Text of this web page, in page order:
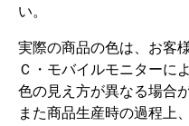
い。
実際の商品の色は、お客
Ｃ・モバイルモニターに
色の見え方が異なる場合
また商品生産時の過程上